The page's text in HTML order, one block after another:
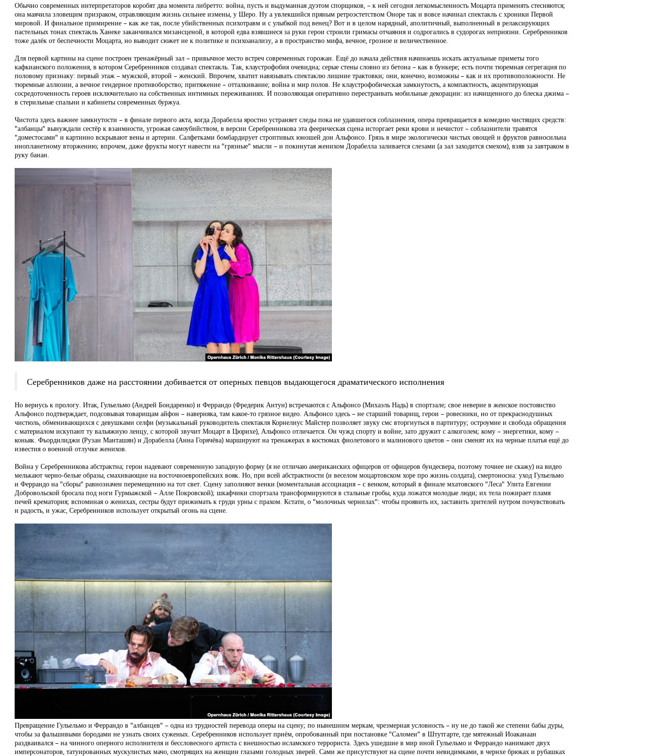
Обычно современных интерпретаторов коробят два момента либретто: война, пусть и выдуманная дуэтом спорщиков, – к ней сегодня легкомысленность Моцарта применять стесняются;
она маячила зловещим призраком, отравляющим жизнь сильнее измены, у Шеро. Ну а увлекшийся пряным ретроэстетством Оноре так и вовсе начинал спектакль с хроники Первой
мировой. И финальное примирение – как же так, после убийственных психотравм и с улыбкой под венец? Вот и в целом нарядный, аполитичный, выполненный в релаксирующих
пастельных тонах спектакль Ханеке заканчивался мизансценой, в которой едва взявшиеся за руки герои строили гримасы отчаяния и содрогались в судорогах неприязни. Серебренников
тоже далёк от беспечности Моцарта, но выводит сюжет не к политике и психоанализу, а в пространство мифа, вечное, грозное и величественное.
Для первой картины на сцене построен тренажёрный зал – привычное место встреч современных горожан. Ещё до начала действия начинаешь искать актуальные приметы того
кафкианского положения, в котором Серебренников создавал спектакль. Так, клаустрофобия очевидна; серые стены словно из бетона – как в бункере; есть почти тюремная сегрегация по
половому признаку: первый этаж – мужской, второй – женский. Впрочем, хватит навязывать спектаклю лишние трактовки; они, конечно, возможны – как и их противоположности. Не
тюремные аллюзии, а вечное гендерное противоборство; притяжение – отталкивание; война и мир полов. Не клаустрофобическая замкнутость, а компактность, акцентирующая
сосредоточенность героев исключительно на собственных интимных переживаниях. И позволяющая оперативно перестраивать мобильные декорации: из начищенного до блеска джима –
в стерильные спальни и кабинеты современных буржуа.
Чистота здесь важнее замкнутости – в финале первого акта, когда Дорабелла яростно устраняет следы пока не удавшегося соблазнения, опера превращается в комедию чистящих средств:
"албанцы" вынуждали сестёр к взаимности, угрожая самоубийством, в версии Серебренникова эта феерическая сцена исторгает реки крови и нечистот – соблазнители травятся
"доместосами" и картинно вскрывают вены и артерии. Салфетками бомбардирует строптивых юношей дон Альфонсо. Грязь в мире экологически чистых овощей и фруктов равносильна
инопланетному вторжению; впрочем, даже фрукты могут навести на "грязные" мысли – и покинутая женихом Дорабелла заливается слезами (а зал заходится смехом), взяв за завтраком в
руку банан.
Серебренников даже на расстоянии добивается от оперных певцов выдающегося драматического исполнения
Но вернусь к прологу. Итак, Гульельмо (Андрей Бондаренко) и Феррандо (Фредерик Антун) встречаются с Альфонсо (Михаэль Надь) в спортзале; свое неверие в женское постоянство
Альфонсо подтверждает, подсовывая товарищам айфон – наверняка, там какое-то грязное видео. Альфонсо здесь – не старший товарищ, герои – ровесники, но от прекраснодушных
чистюль, обменивающихся с девушками селфи (музыкальный руководитель спектакля Корнелиус Майстер позволяет звуку смс вторгнуться в партитуру; остроумие и свобода обращения
с материалом искупают ту вальяжную ленцу, с которой звучит Моцарт в Цюрихе), Альфонсо отличается. Он чужд спорту и войне, зато дружит с алкоголем; кому – энергетики, кому –
коньяк. Фьордилиджи (Рузан Манташян) и Дорабелла (Анна Горячёва) маршируют на тренажерах в костюмах фиолетового и малинового цветов – они сменят их на черные платья ещё до
известия о военной отлучке женихов.
Война у Серебренникова абстрактна; герои надевают современную западную форму (я не отличаю американских офицеров от офицеров бундесвера, поэтому точнее не скажу) на видео
мелькают черно-белые образы, смахивающие на восточноевропейских вояк. Но, при всей абстрактности (и веселом моцартовском хоре про жизнь солдата), смертоносна: уход Гульельмо
и Феррандо на "сборы" равнозначен перемещению на тот свет. Сцену заполняют венки (моментальная ассоциация – с венком, который в финале мхатовского "Леса" Улита Евгении
Добровольской бросала под ноги Гурмыжской – Алле Покровской); шкафчики спортзала трансформируются в стальные гробы, куда ложатся молодые люди; их тела пожирает пламя
печей крематория; вспоминая о женихах, сестры будут прижимать к груди урны с прахом. Кстати, о "молочных чернилах": чтобы проявить их, заставить зрителей нутром почувствовать
и радость, и ужас, Серебренников использует открытый огонь на сцене.
Превращение Гульельмо и Феррандо в "албанцев" – одна из трудностей перевода оперы на сцену; по нынешним меркам, чрезмерная условность – ну не до такой же степени бабы дуры,
чтобы за фальшивыми бородами не узнать своих суженых. Серебренников использует приём, опробованный при постановке "Саломеи" в Штутгарте, где мятежный Иоаканаан
раздваивался – на чинного оперного исполнителя и бессловесного артиста с внешностью исламского террориста. Здесь ушедшие в мир иной Гульельмо и Феррандо нанимают двух
имперсонаторов, татуированных мускулистых мачо, смотрящих на женщин глазами голодных зверей. Сами же присутствуют на сцене почти невидимками, в чернхе брюках и рубашках